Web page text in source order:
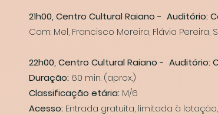
21h00, Centro Cultural Raiano - Auditório:
Com: Mel, Francisco Moreira, Flávia
22h00, Centro Cultural Raiano -
Duração: 60 min. (aprox.)
Classificação etária: M/6
Acesso: Entrada gratuita, limitada à